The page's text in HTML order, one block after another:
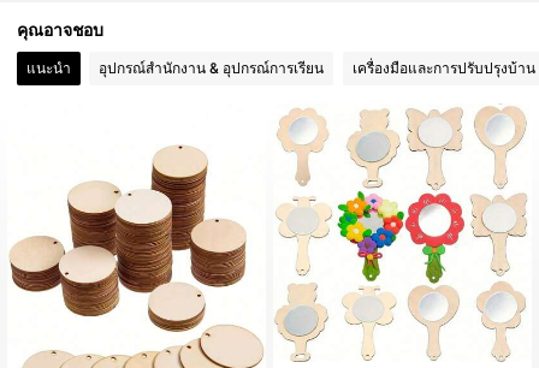
4.80 501 ผู้ติดตาม
4.80 501 ผู้ติดตาม
4.80 501 ผู้ติดตาม
4.80 501 ผู้ติดตาม
คุณอาจชอบ
แนะนำ อุปกรณ์สำนักงาน & อุปกรณ์การเรียน เครื่องมือและการปรับปรุงบ้าน